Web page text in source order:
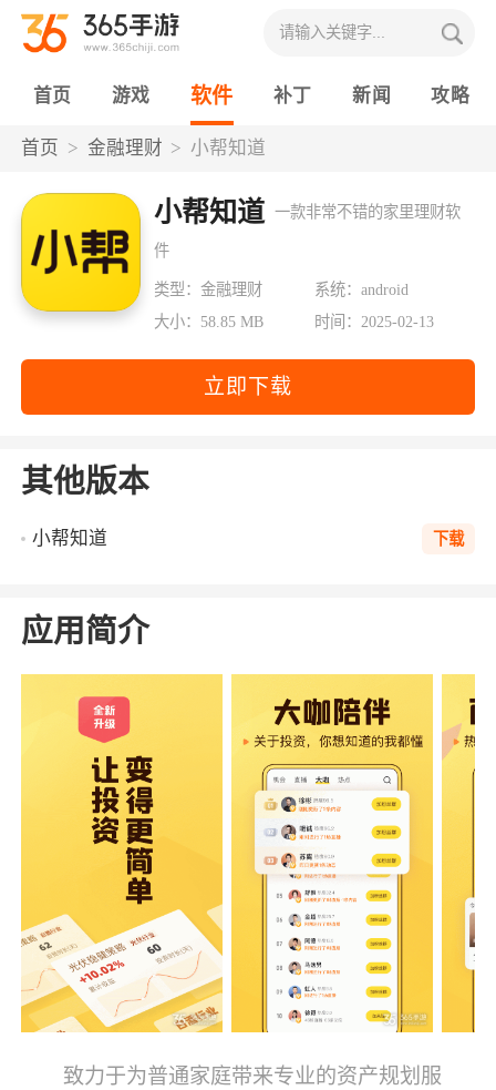
首页 游戏 软件 补丁 新闻 攻略
首页 金融理财 小帮知道
小帮知道 一款非常不错的家里理财软
件
类型：金融理财
系统：android
大小：58.85 MB
时间：2025-02-13
立即下载
其他版本
小帮知道 下载
应用简介
致力于为普通家庭带来专业的资产规划服